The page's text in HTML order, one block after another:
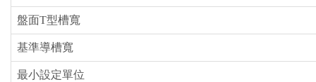
盤面T型槽寬
基準導槽寬
最小設定單位